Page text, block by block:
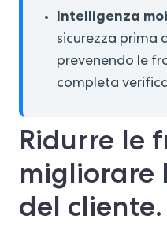
Intelligenza
sicurezza prima
prevenendo le
completa
Ridurre le
migliorare
del cliente.